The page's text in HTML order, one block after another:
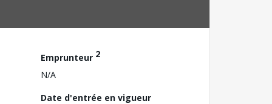
Emprunteur 2
N/A
Date d'entrée en vigueur